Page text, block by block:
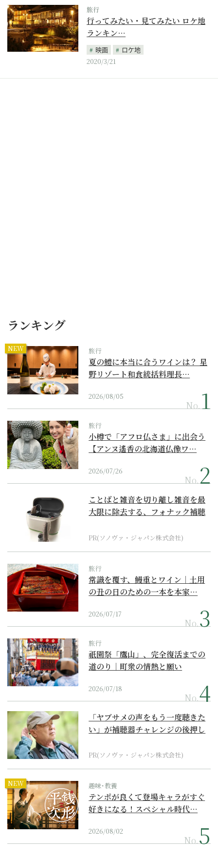
旅行
行ってみたい・見てみたい ロケ地
ランキン…
映画
ロケ地
2020/3/21
ランキング
NEW 旅行
夏の鱧に本当に合うワインは？ 星
野リゾート和食統括料理長…
2026/08/05
No.
旅行
小樽で「アフロ仏さま」に出会う
【アンヌ遙香の北海道仏像ワ…
2026/07/26
No.
ことばと雑音を切り離し雑音を最
大限に除去する、フォナック補聴
PR(ソノヴァ・ジャパン株式会社)
旅行
常識を覆す、鰻重とワイン｜土用
の丑の日のための一本を本家…
2026/07/17
No.
旅行
祇園祭「鷹山」、完全復活までの
道のり｜町衆の情熱と願い
2026/07/18
No.
「ヤブサメの声をもう一度聴きた
い」が補聴器チャレンジの後押し
PR(ソノヴァ・ジャパン株式会社)
NEW 趣味･教養
テンポが良くて登場キャラがすぐ
好きになる！スペシャル時代…
2026/08/02
No.